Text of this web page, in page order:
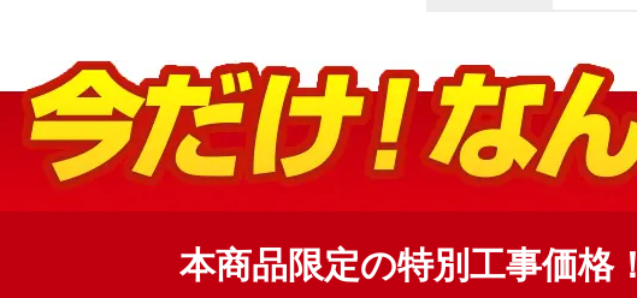
本商品限定の特別工事価格！